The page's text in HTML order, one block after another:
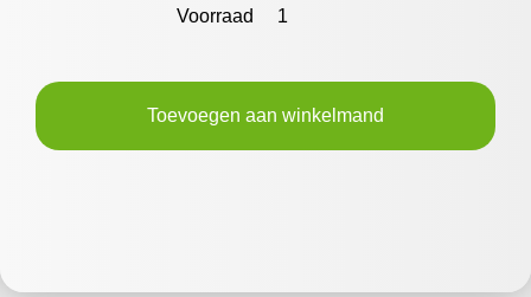
Voorraad 1
Toevoegen aan winkelmand